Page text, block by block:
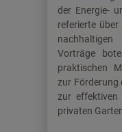
der Energie-
referierte
nachhaltigen
Vorträge
praktischen
zur Förderung
zur effektiven
privaten